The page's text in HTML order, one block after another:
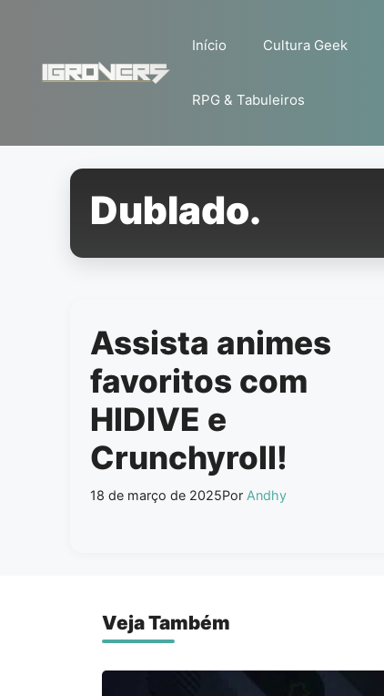
conteúdo
Início Cultura Geek
RPG & Tabuleiros
Dublado.
Assista animes
favoritos com
HIDIVE e
Crunchyroll!
18 de março de 2025Por Andhy
Veja Também